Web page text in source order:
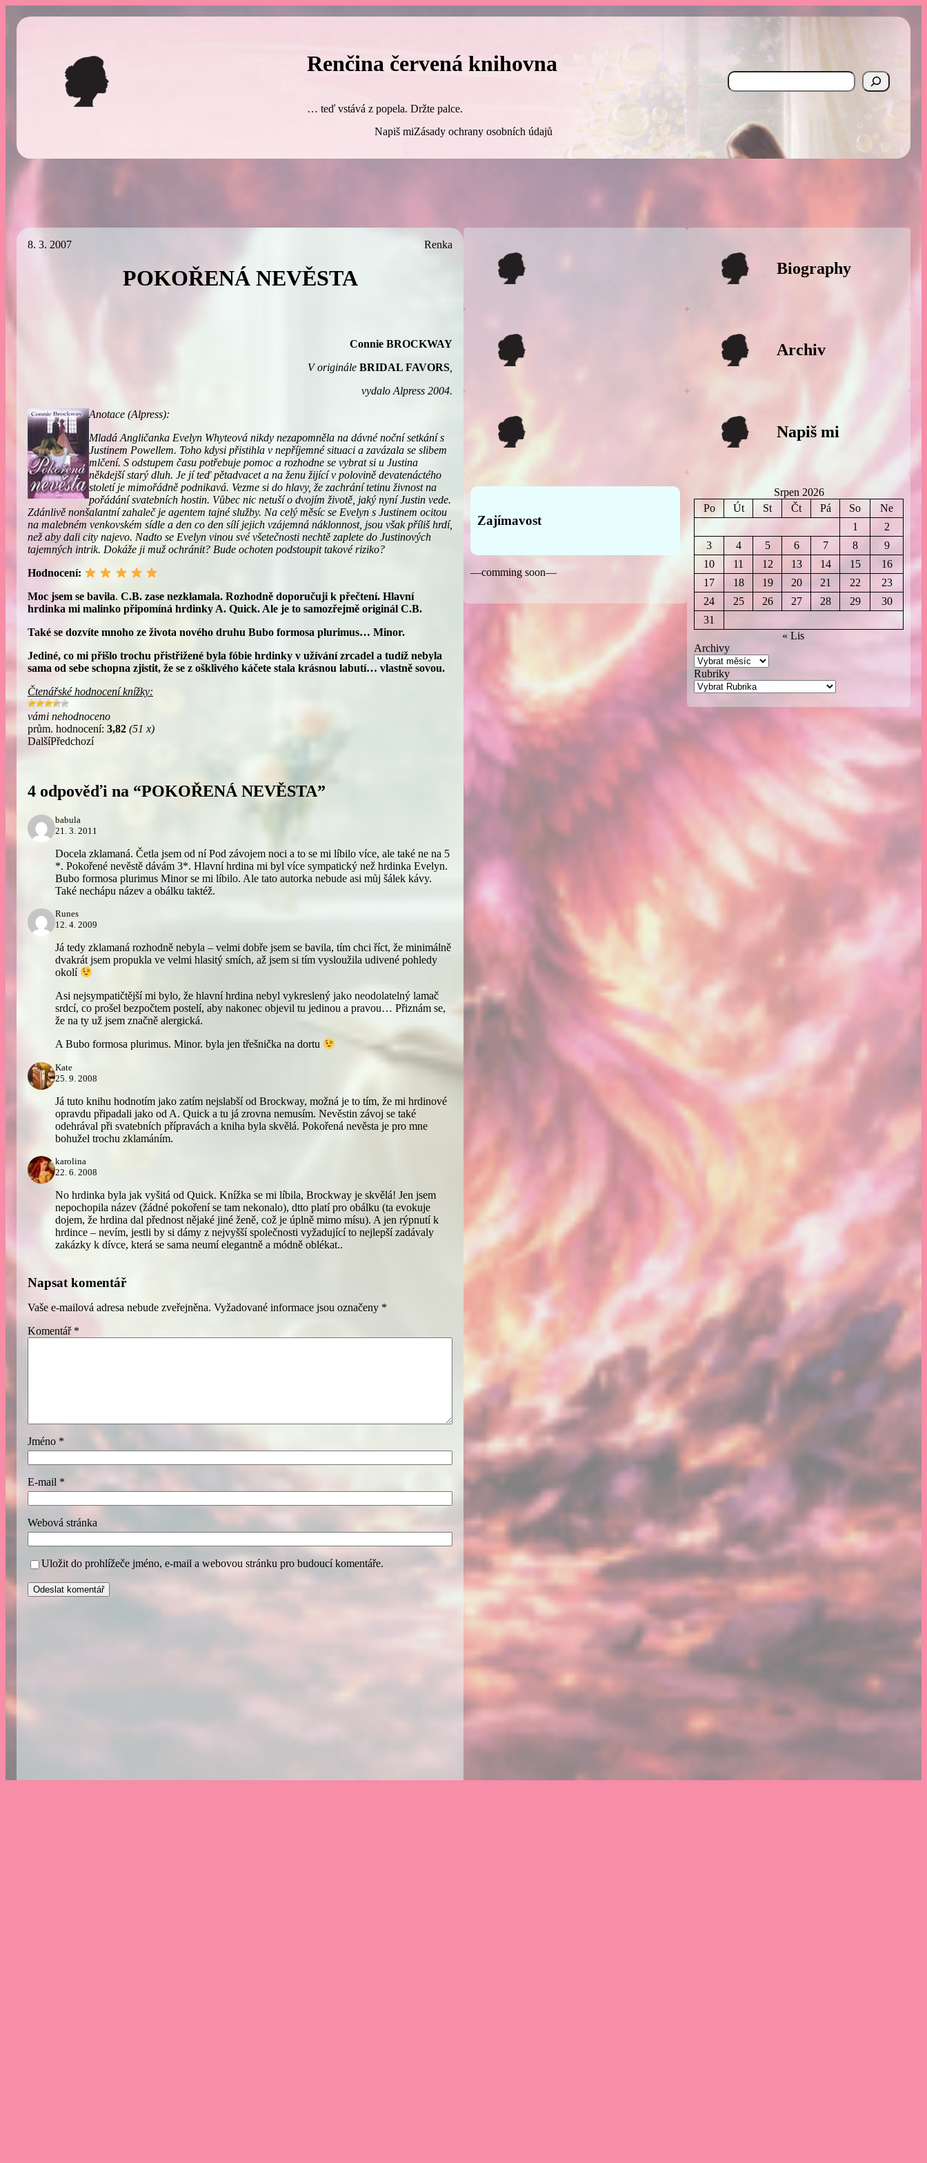
Renčina červená knihovna
… teď vstává z popela. Držte palce.
Search
Napiš miZásady ochrany osobních údajů
8. 3. 2007 Renka
POKOŘENÁ NEVĚSTA
Connie BROCKWAY
V originále BRIDAL FAVORS
vydalo Alpress 2004.
Anotace (Alpress):
Mladá Angličanka Evelyn Whyteová nikdy nezapomněla na dávné noční setkání s
Justinem Powellem. Toho kdysi přistihla v nepříjemné situaci a zavázala se slibem
mlčení. S odstupem času potřebuje pomoc a rozhodne se vybrat si u Justina
někdejší starý dluh. Je jí teď pětadvacet a na ženu žijící v polovině devatenáctého
století je mimořádně podnikavá. Vezme si do hlavy, že zachrání tetinu živnost na
pořádání svatebních hostin. Vůbec nic netuší o dvojím životě, jaký nyní Justin vede.
Zdánlivě nonšalantní zahaleč je agentem tajné služby. Na celý měsíc se Evelyn s Justinem ocitou
na malebném venkovském sídle a den co den sílí jejich vzájemná náklonnost, jsou však příliš hrdí,
než aby dali city najevo. Nadto se Evelyn vinou své všetečnosti nechtě zaplete do Justinových
tajemných intrik. Dokáže ji muž ochránit? Bude ochoten podstoupit takové riziko?
Hodnocení:
Moc jsem se bavila. C.B. zase nezklamala. Rozhodně doporučuji k přečtení. Hlavní
hrdinka mi malinko připomíná hrdinky A. Quick. Ale je to samozřejmě originál C.B.
Také se dozvíte mnoho ze života nového druhu Bubo formosa plurimus… Minor.
Jediné, co mi přišlo trochu přistřižené byla fóbie hrdinky v užívání zrcadel a tudíž nebyla
sama od sebe schopna zjistit, že se z ošklivého káčete stala krásnou labutí… vlastně sovou.
Čtenářské hodnocení knížky:
vámi nehodnoceno
prům. hodnocení: 3,82 (51 x)
DalšíPředchozí
4 odpověďi na “POKOŘENÁ NEVĚSTA”
babula
21. 3. 2011
Docela zklamaná. Četla jsem od ní Pod závojem noci a to se mi líbilo více, ale také ne na 5
*. Pokořené nevěstě dávám 3*. Hlavní hrdina mi byl více sympatický než hrdinka Evelyn.
Bubo formosa plurimus Minor se mi líbilo. Ale tato autorka nebude asi můj šálek kávy.
Také nechápu název a obálku taktéž.
Runes
12. 4. 2009
Já tedy zklamaná rozhodně nebyla – velmi dobře jsem se bavila, tím chci říct, že minimálně
dvakrát jsem propukla ve velmi hlasitý smích, až jsem si tím vysloužila udivené pohledy
okolí
Asi nejsympatičtější mi bylo, že hlavní hrdina nebyl vykreslený jako neodolatelný lamač
srdcí, co prošel bezpočtem postelí, aby nakonec objevil tu jedinou a pravou… Přiznám se,
že na ty už jsem značně alergická.
A Bubo formosa plurimus. Minor. byla jen třešnička na dortu
Kate
25. 9. 2008
Já tuto knihu hodnotím jako zatím nejslabší od Brockway, možná je to tím, že mi hrdinové
opravdu připadali jako od A. Quick a tu já zrovna nemusím. Nevěstin závoj se také
odehrával při svatebních přípravách a kniha byla skvělá. Pokořená nevěsta je pro mne
bohužel trochu zklamáním.
karolina
22. 6. 2008
No hrdinka byla jak vyšitá od Quick. Knížka se mi líbila, Brockway je skvělá! Jen jsem
nepochopila název (žádné pokoření se tam nekonalo), dtto platí pro obálku (ta evokuje
dojem, že hrdina dal přednost nějaké jiné ženě, což je úplně mimo mísu). A jen rýpnutí k
hrdince – nevím, jestli by si dámy z nejvyšší společnosti vyžadující to nejlepší zadávaly
zakázky k dívce, která se sama neumí elegantně a módně oblékat..
Napsat komentář
Vaše e-mailová adresa nebude zveřejněna. Vyžadované informace jsou označeny *
Komentář *
Jméno *
E-mail *
Webová stránka
Uložit do prohlížeče jméno, e-mail a webovou stránku pro budoucí komentáře.
Zajímavost
—comming soon—
Biography
Archiv
Napiš mi
Srpen 2026
Po
Út St Čt Pá So
Ne
1
2
3
4 5 6 7 8
9
10
11 12 13 14 15
16
17
18 19 20 21 22
23
24
25 26 27 28 29
30
31
« Lis
Archivy
Rubriky